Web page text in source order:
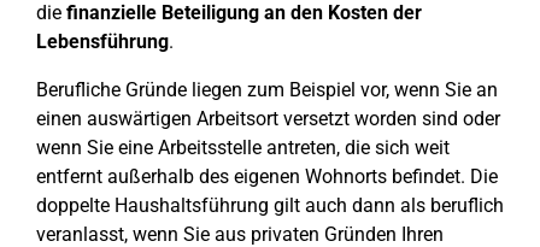
die finanzielle Beteiligung an den Kosten der
Lebensführung.
Berufliche Gründe liegen zum Beispiel vor, wenn Sie an
einen auswärtigen Arbeitsort versetzt worden sind oder
wenn Sie eine Arbeitsstelle antreten, die sich weit
entfernt außerhalb des eigenen Wohnorts befindet. Die
doppelte Haushaltsführung gilt auch dann als beruflich
veranlasst, wenn Sie aus privaten Gründen Ihren